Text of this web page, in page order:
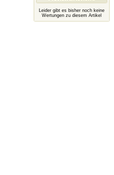
Leider gibt es bisher noch keine
Wertungen zu diesem Artikel